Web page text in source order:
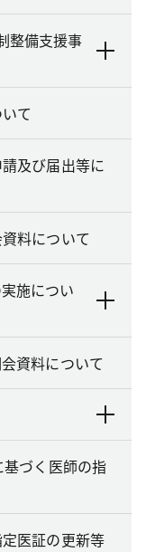
整備支援事
て
及び届出等に
料について
施につい
資料について
づく医師の指
医証の更新等